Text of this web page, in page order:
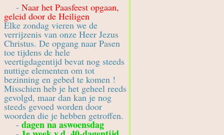
- Naar het Paasfeest opgaan,
geleid door de Heiligen
Elke zondag vieren we de
verrijzenis van onze Heer Jezus
Christus. De opgang naar Pasen
toe tijdens de hele
veertigdagentijd bevat nog steeds
nuttige elementen om tot
bezinning en gebed te komen !
Misschien heb je het geheel reeds
gevolgd, maar dan kan je nog
steeds gevoed worden door
woorden die je hebben getroffen.
- dagen na aswoensdag